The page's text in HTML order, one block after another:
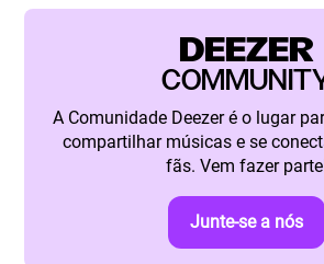
DEEZER
A Comunidade Deezer é o lugar
compartilhar músicas e se
fãs. Vem fazer
Junte-se a nós